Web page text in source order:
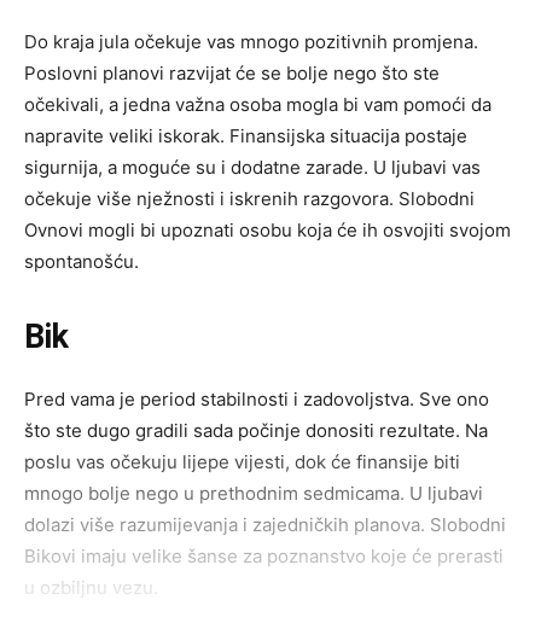
Do kraja jula očekuje vas mnogo pozitivnih promjena.
Poslovni planovi razvijat će se bolje nego što ste
očekivali, a jedna važna osoba mogla bi vam pomoći da
napravite veliki iskorak. Finansijska situacija postaje
sigurnija, a moguće su i dodatne zarade. U ljubavi vas
očekuje više nježnosti i iskrenih razgovora. Slobodni
Ovnovi mogli bi upoznati osobu koja će ih osvojiti svojom
spontanošću.
Bik
Pred vama je period stabilnosti i zadovoljstva. Sve ono
što ste dugo gradili sada počinje donositi rezultate. Na
poslu vas očekuju lijepe vijesti, dok će finansije biti
mnogo bolje nego u prethodnim sedmicama. U ljubavi
dolazi više razumijevanja i zajedničkih planova. Slobodni
Bikovi imaju velike šanse za poznanstvo koje će prerasti
u ozbiljnu vezu.